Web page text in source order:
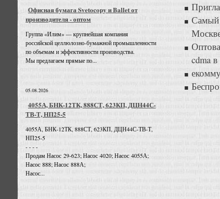
Офисная бумага Svetocopy и Ballet от
производителя - оптом
Группа «Илим» — крупнейшая компания
российской целлюлозно-бумажной промышленности
по объемам и эффективности производства.
Мы предлагаем прямые по...
05.08.2026
4055А, БНК-12ТК, 888СТ, 623КП, ДЦН44С-
ТВ-Т, НП25-5
4055А, БНК-12ТК, 888СТ, 623КП, ДЦН44С-ТВ-Т,
НП25-5
- - - -
Продам Насос 29-623; Насос 4020; Насос 4055А;
Насос 888; Насос 888А;
Насос...
cdma